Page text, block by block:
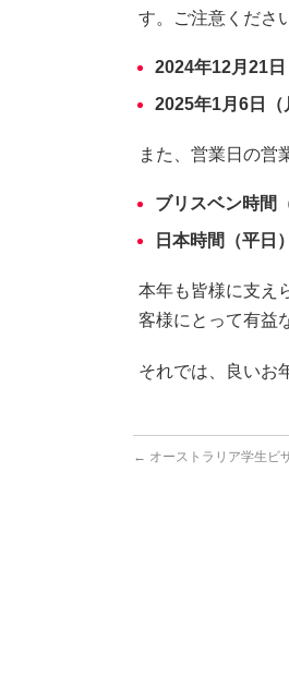
す。ご注意くださ
2024年12月21日
2025年1月6日（
また、営業日の営
ブリスベン時間
日本時間（平日）
本年も皆様に支え
客様にとって有益
それでは、良いお
← オーストラリア学生ビ